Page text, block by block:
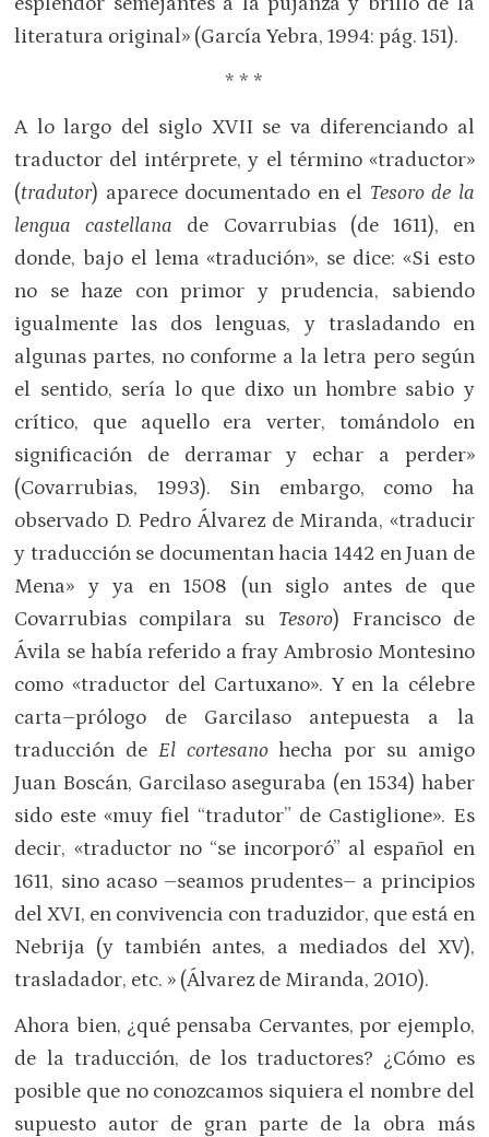
literatura original» (García Yebra, 1994: pág. 151).
* * *
A lo largo del siglo XVII se va diferenciando al
traductor del intérprete, y el término «traductor»
(tradutor) aparece documentado en el Tesoro de la
lengua castellana de Covarrubias (de 1611), en
donde, bajo el lema «tradución», se dice: «Si esto
no se haze con primor y prudencia, sabiendo
igualmente las dos lenguas, y trasladando en
algunas partes, no conforme a la letra pero según
el sentido, sería lo que dixo un hombre sabio y
crítico, que aquello era verter, tomándolo en
significación de derramar y echar a perder»
(Covarrubias, 1993). Sin embargo, como ha
observado D. Pedro Álvarez de Miranda, «traducir
y traducción se documentan hacia 1442 en Juan de
Mena» y ya en 1508 (un siglo antes de que
Covarrubias compilara su Tesoro) Francisco de
Ávila se había referido a fray Ambrosio Montesino
como «traductor del Cartuxano». Y en la célebre
carta–prólogo de Garcilaso antepuesta a la
traducción de El cortesanohecha por su amigo
Juan Boscán, Garcilaso aseguraba (en 1534) haber
sido este «muy fiel “tradutor” de Castiglione». Es
decir, «traductor no “se incorporó” al español en
1611, sino acaso –seamos prudentes– a principios
del XVI, en convivencia con traduzidor, que está en
Nebrija (y también antes, a mediados del XV),
trasladador, etc. » (Álvarez de Miranda, 2010).
Ahora bien, ¿qué pensaba Cervantes, por ejemplo,
de la traducción, de los traductores? ¿Cómo es
posible que no conozcamos siquiera el nombre del
supuesto autor de gran parte de la obra más